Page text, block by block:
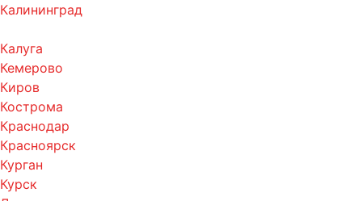
Калининград
Калуга
Кемерово
Киров
Кострома
Краснодар
Красноярск
Курган
Курск